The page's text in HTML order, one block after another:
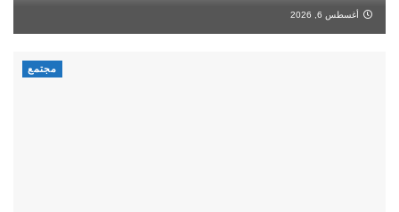
أغسطس 6, 2026
مجتمع